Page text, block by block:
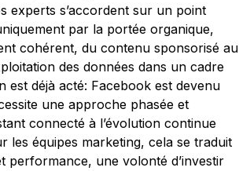
experts s’accordent sur un point
par la portée organique,
cohérent, du contenu sponsorisé au
des données dans un cadre
est déjà acté: Facebook est devenu
une approche phasée et
connecté à l’évolution continue
les équipes marketing, cela se traduit
une volonté d’investir